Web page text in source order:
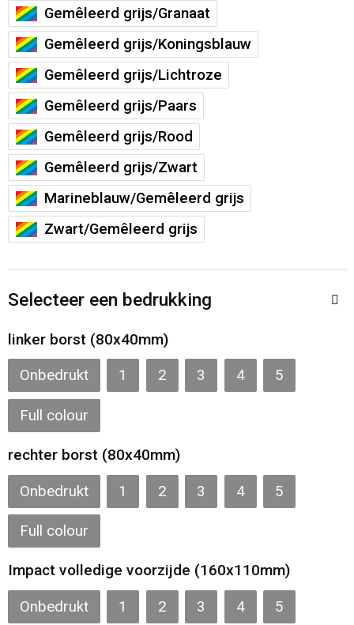
Sporttassen
Strandtassen
Tablettassen
Toilettassen
Waterbestendige tassen
Fietstassen
Goodiebags
Restauranttextiel
Oog- en gelaatsbescherming
Gehoorbescherming
Ademhalingsbescherming
Hygiëne en Persoonlijke verzorging
Gemêleerd grijs/Granaat
Gemêleerd grijs/Koningsblauw
Gemêleerd grijs/Lichtroze
Gemêleerd grijs/Paars
Gemêleerd grijs/Rood
Gemêleerd grijs/Zwart
Marineblauw/Gemêleerd grijs
Zwart/Gemêleerd grijs
Selecteer een bedrukking
linker borst (80x40mm)
Onbedrukt 1 2 3 4 5
Full colour
rechter borst (80x40mm)
Onbedrukt 1 2 3 4 5
Full colour
Impact volledige voorzijde (160x110mm)
Onbedrukt 1 2 3 4 5